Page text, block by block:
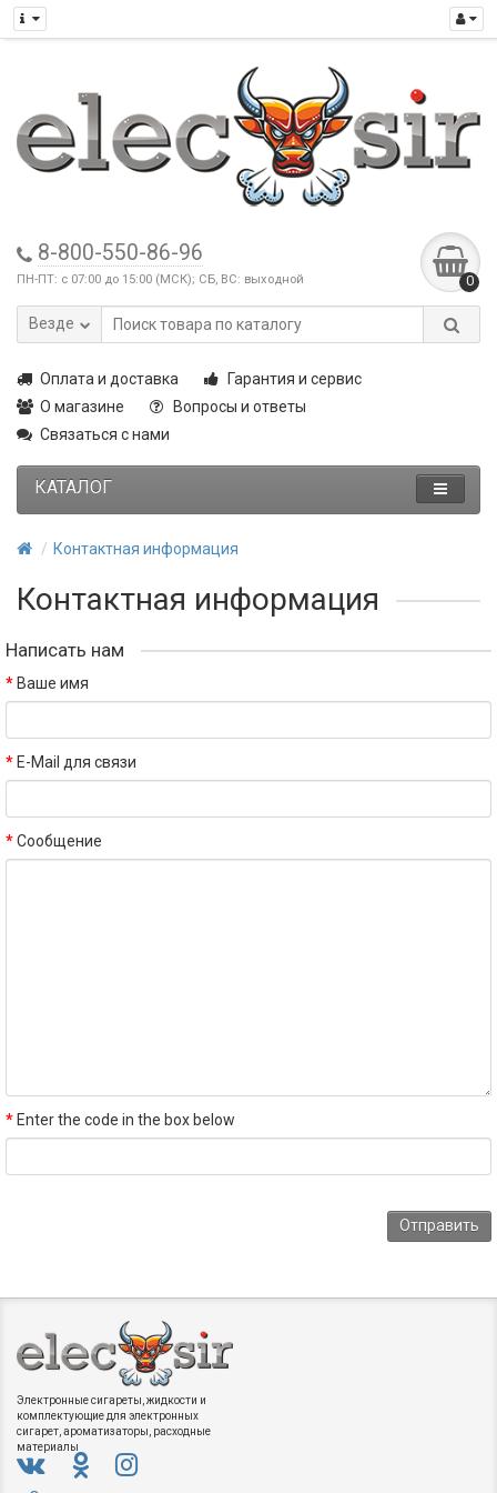
8-800-550-86-96
ПН-ПТ: с 07:00 до 15:00 (МСК); СБ, ВС: выходной 0
Везде
Оплата и доставка
Гарантия и сервис
О магазине
Вопросы и ответы
Связаться с нами
КАТАЛОГ
Контактная информация
Контактная информация
Написать нам
Ваше имя
E-Mail для связи
Сообщение
Enter the code in the box below
Электронные сигареты, жидкости и
комплектующие для электронных
сигарет, ароматизаторы, расходные
материалы